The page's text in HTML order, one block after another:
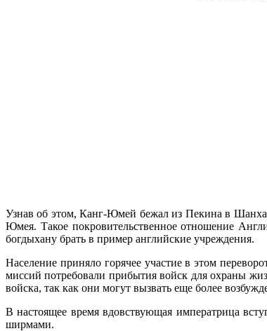
Узнав об этом, Канг-Юмей бежал из Пекина в
Юмея. Такое покровительственное отношение
богдыхану брать в пример английские учреждения.
Население приняло горячее участие в этом
миссий потребовали прибытия войск для охраны
войска, так как они могут вызвать еще более
В настоящее время вдовствующая императрица
ширмами.